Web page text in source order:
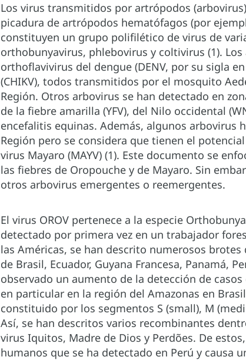
Los virus transmitidos por artrópodos
picadura de artrópodos hematófagos (por
constituyen un grupo polifilético de virus de
orthobunyavirus, phlebovirus y coltivirus (1).
orthoflavivirus del dengue (DENV, por su sigla
(CHIKV), todos transmitidos por el mosquito
Región. Otros arbovirus se han detectado en
de la fiebre amarilla (YFV), del Nilo occidental
encefalitis equinas. Además, algunos arbovirus
Región pero se considera que tienen el
virus Mayaro (MAYV) (1). Este documento se
las fiebres de Oropouche y de Mayaro. Sin
otros arbovirus emergentes o reemergentes.
El virus OROV pertenece a la especie
detectado por primera vez en un trabajador
las Américas, se han descrito numerosos
de Brasil, Ecuador, Guyana Francesa, Panamá,
observado un aumento de la detección de
en particular en la región del Amazonas en
constituido por los segmentos S (small), M
Así, se han descritos varios recombinantes
virus Iquitos, Madre de Dios y Perdões. De
humanos que se ha detectado en Perú y causa